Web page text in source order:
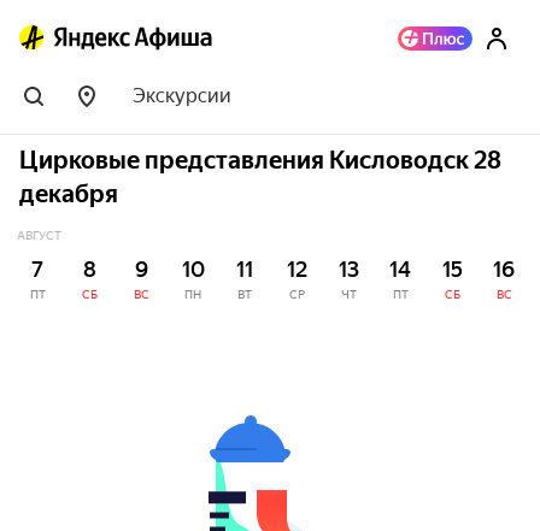
Экскурсии
Цирковые представления Кисловодск 28
декабря
АВГУСТ
7
ПТ
8
СБ
9
ВС
10
ПН
11
ВТ
12
СР
13
ЧТ
14
ПТ
15
СБ
16
ВС